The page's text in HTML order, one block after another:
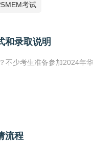
考试
和录取说明
不少考生准备参加2024年
流程